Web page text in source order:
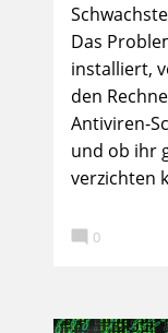
Das
installiert,
den
Antiviren-
und ob ihr
verzichten
 0